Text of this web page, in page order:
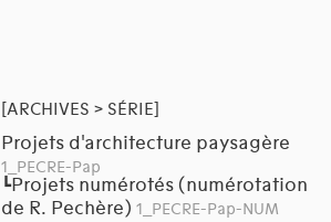
[ARCHIVES > SÉRIE]
Projets d'architecture paysagère
1_PECRE-Pap
┗Projets numérotés (numérotation
de R. Pechère) 1_PECRE-Pap-NUM